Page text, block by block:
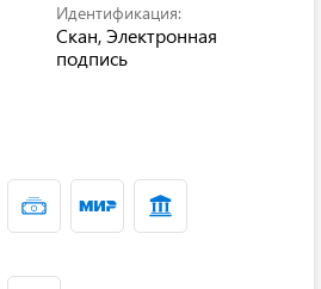
Идентификация:
Скан, Электронная
подпись